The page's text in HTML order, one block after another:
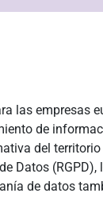
las
de
del
Datos
de datos